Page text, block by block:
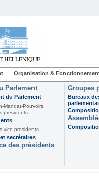
Organisation &
Parlement
du Parlement
Mandat-Pouvoirs
présidents
vice-présidents
secrétaires
des présidents
Groupes
Bureaux